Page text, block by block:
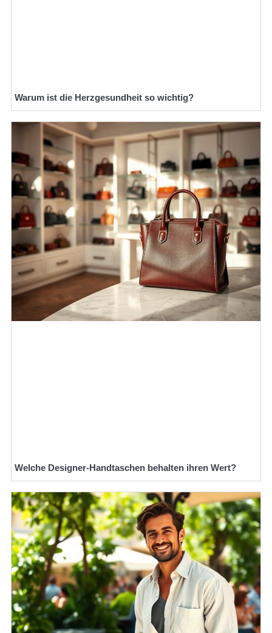
Warum ist die Herzgesundheit so wichtig?
Welche Designer-Handtaschen behalten ihren Wert?